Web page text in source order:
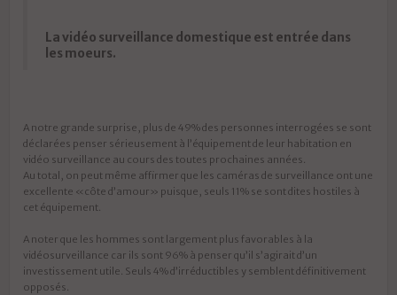
La vidéo surveillance domestique est entrée dans
les moeurs.
A notre grande surprise, plus de 49% des personnes interrogées se sont
déclarées penser sérieusement à l’équipement de leur habitation en
vidéo surveillance au cours des toutes prochaines années.
Au total, on peut même affirmer que les caméras de surveillance ont une
excellente «côte d’amour» puisque, seuls 11% se sont dites hostiles à
cet équipement.
A noter que les hommes sont largement plus favorables à la
vidéosurveillance car ils sont 96% à penser qu’il s’agirait d’un
investissement utile. Seuls 4% d’irréductibles y semblent définitivement
opposés.